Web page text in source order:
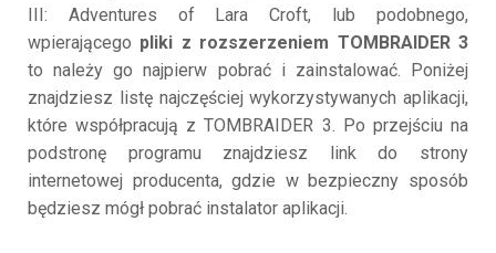
III: Adventures of Lara Croft, lub podobnego,
wpierającego pliki z rozszerzeniem TOMBRAIDER 3
to należy go najpierw pobrać i zainstalować. Poniżej
znajdziesz listę najczęściej wykorzystywanych aplikacji,
które współpracują z TOMBRAIDER 3. Po przejściu na
podstronę programu znajdziesz link do strony
internetowej producenta, gdzie w bezpieczny sposób
będziesz mógł pobrać instalator aplikacji.